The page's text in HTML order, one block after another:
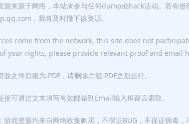
源来源于网络，本站未参与任何dump或hack活动。若有侵
，我将及时撤下该资源。
come from the network, this site does not
your rights, please provide relevant proof and email
源文件后缀为.PDF，请删除后缀.PDF之后运行。
接可通过文末填写有效邮箱到Email输入框留言索取。
游戏资源均来自网络收集购买，不保证BUG，不保证病毒